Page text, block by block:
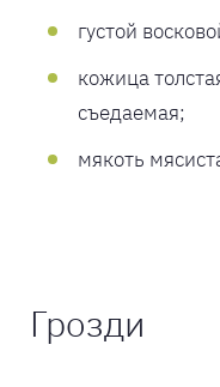
густой
кожица
съедаемая;
мякоть
Грозди